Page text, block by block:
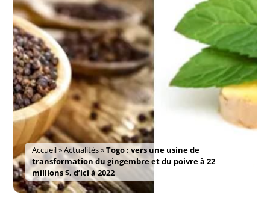
Accueil»Actualités»Togo : vers une usine de
transformation du gingembre et du poivre à 22
millions $, d’ici à 2022